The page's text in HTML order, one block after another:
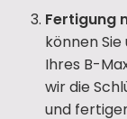
Fertigung
können
Ihres B-
wir die
und